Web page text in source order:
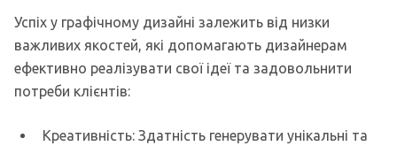
Успіх у графічному дизайні залежить від низки
важливих якостей, які допомагають дизайнерам
ефективно реалізувати свої ідеї та задовольнити
потреби клієнтів:
Креативність: Здатність генерувати унікальні та